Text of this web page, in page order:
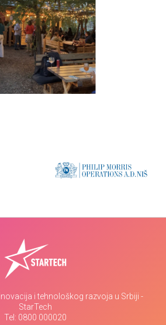
i tehnološkog razvoja u Srbiji -
StarTech
Tel: 0800 000020